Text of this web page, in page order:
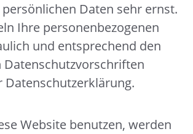
Daten sehr ernst.
Ihre personenbezogenen
und entsprechend den
Datenschutzvorschriften
Datenschutzerklärung.
Website benutzen, werden